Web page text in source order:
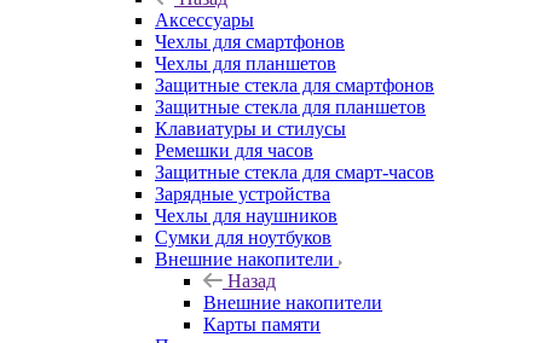
Аксессуары
Чехлы для смартфонов
Чехлы для планшетов
Защитные стекла для смартфонов
Защитные стекла для планшетов
Клавиатуры и стилусы
Ремешки для часов
Защитные стекла для смарт-часов
Зарядные устройства
Чехлы для наушников
Сумки для ноутбуков
Внешние накопители
Назад
Внешние накопители
Карты памяти